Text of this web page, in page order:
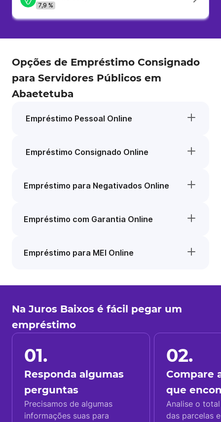
7,9 %
Opções de Empréstimo Consignado
para Servidores Públicos em
Abaetetuba
Empréstimo Pessoal Online
Empréstimo Consignado Online
Empréstimo para Negativados Online
Empréstimo com Garantia Online
Empréstimo para MEI Online
Na Juros Baixos é fácil pegar um
empréstimo
01.
Responda algumas
perguntas
Precisamos de algumas
informações suas para
02.
Compare
que
Analise o
das parcelas